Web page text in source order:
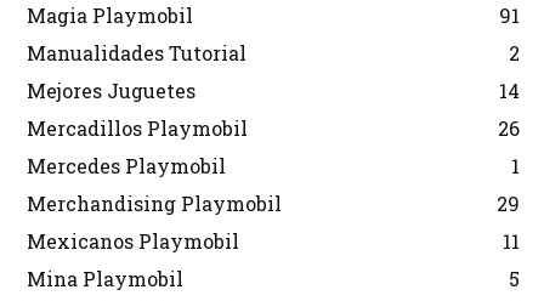
Magia Playmobil
91
Manualidades Tutorial
2
Mejores Juguetes
14
Mercadillos Playmobil
26
Mercedes Playmobil
1
Merchandising Playmobil
29
Mexicanos Playmobil
11
Mina Playmobil
5